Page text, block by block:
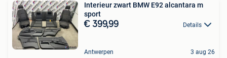
Interieur zwart BMW E92 alcantara m
sport
€ 399,99 Details
Antwerpen 3 aug 26